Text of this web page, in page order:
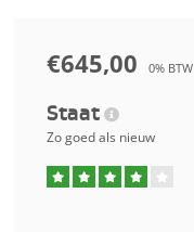
€645,00 0% BTW
Staat
Zo goed als nieuw